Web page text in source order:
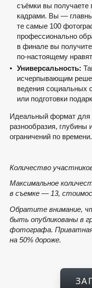
съёмки вы получаете
кадрами. Вы —
те самые 100
профессионально
в финале вы
по-настоящему
Универсальность:
исчерпывающим
ведения социальных
или подготовки
Идеальный формат для
разнообразия, глубины
ограничений по времени.
Количество
Максимальное
в съемке — 13,
Обратите внимание,
быть опубликованы в
фотографа.
на 50% дороже.